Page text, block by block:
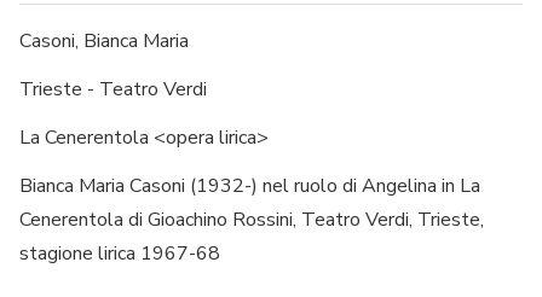
Casoni, Bianca Maria
Trieste - Teatro Verdi
La Cenerentola <opera lirica>
Bianca Maria Casoni (1932-) nel ruolo di Angelina in La
Cenerentola di Gioachino Rossini, Teatro Verdi, Trieste,
stagione lirica 1967-68